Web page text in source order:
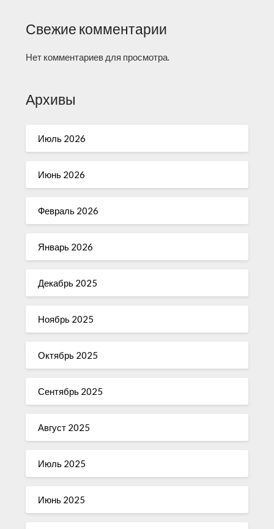
Свежие комментарии
Нет комментариев для просмотра.
Архивы
Июль 2026
Июнь 2026
Февраль 2026
Январь 2026
Декабрь 2025
Ноябрь 2025
Октябрь 2025
Сентябрь 2025
Август 2025
Июль 2025
Июнь 2025